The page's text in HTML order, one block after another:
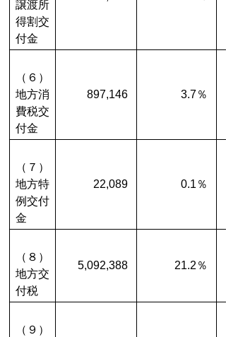
譲渡所
得割交
付金
（６）
地方消
費税交
付金
897,146 3.7％
（７）
地方特
例交付
金
22,089 0.1％
（８）
地方交
付税
5,092,388 21.2％
（９）